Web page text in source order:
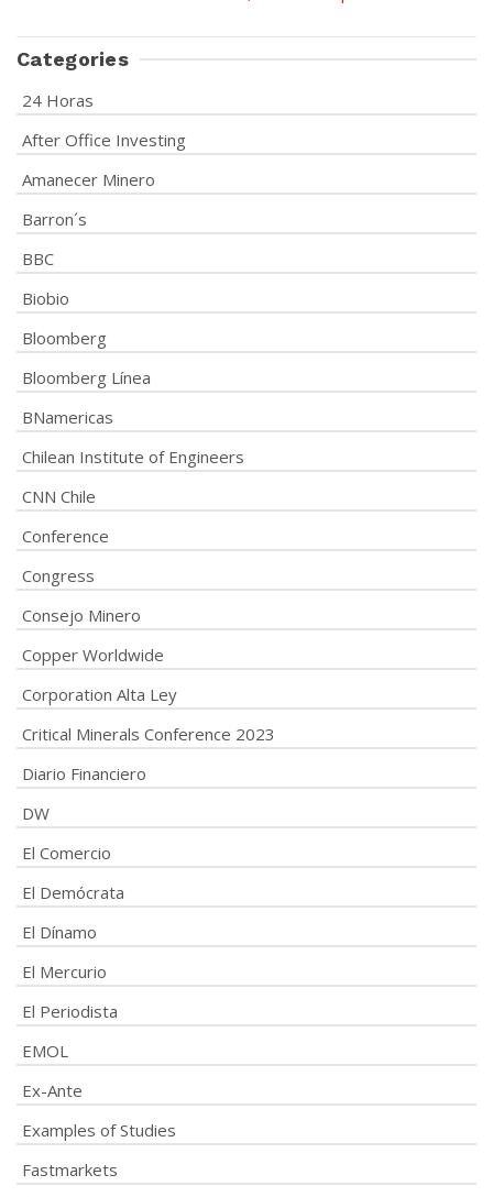
Categories
24 Horas
After Office Investing
Amanecer Minero
Barron´s
BBC
Biobio
Bloomberg
Bloomberg Línea
BNamericas
Chilean Institute of Engineers
CNN Chile
Conference
Congress
Consejo Minero
Copper Worldwide
Corporation Alta Ley
Critical Minerals Conference 2023
Diario Financiero
DW
El Comercio
El Demócrata
El Dínamo
El Mercurio
El Periodista
EMOL
Ex-Ante
Examples of Studies
Fastmarkets